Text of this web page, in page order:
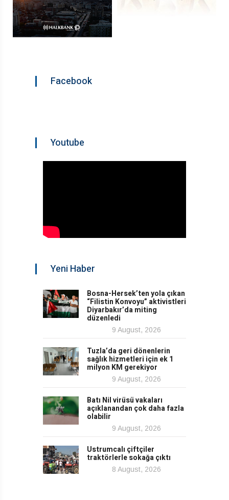
Facebook
Youtube
Yeni Haber
Bosna-Hersek’ten yola çıkan
“Filistin Konvoyu” aktivistleri
Diyarbakır’da miting
düzenledi
9 August, 2026
Tuzla’da geri dönenlerin
sağlık hizmetleri için ek 1
milyon KM gerekiyor
9 August, 2026
Batı Nil virüsü vakaları
açıklanandan çok daha fazla
olabilir
9 August, 2026
Ustrumcalı çiftçiler
traktörlerle sokağa çıktı
8 August, 2026